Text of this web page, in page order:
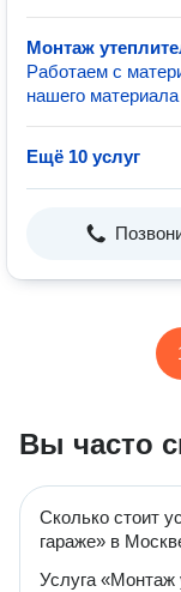
Монтаж
Работаем с
нашего
Ещё 10 услуг
Вы часто
Сколько стоит
гараже» в
Услуга «Монтаж